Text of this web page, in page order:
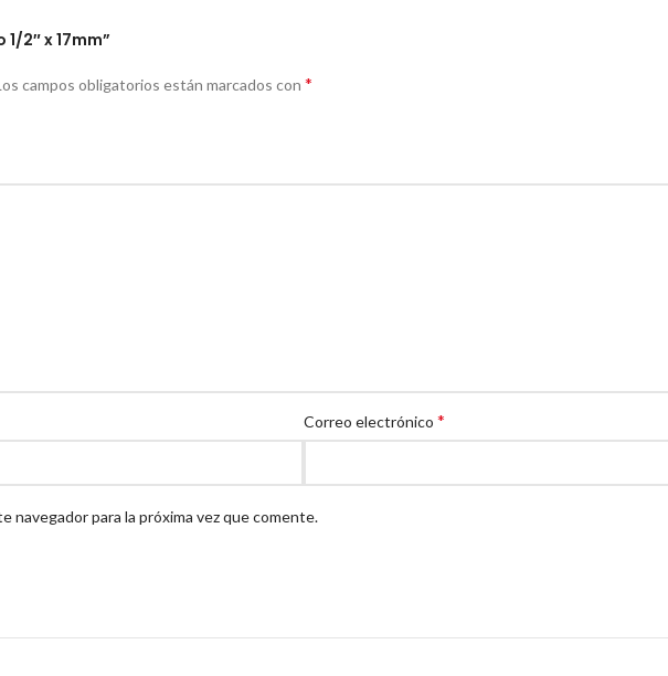
2″ x 17mm”
campos obligatorios están marcados con *
Correo electrónico *
navegador para la próxima vez que comente.